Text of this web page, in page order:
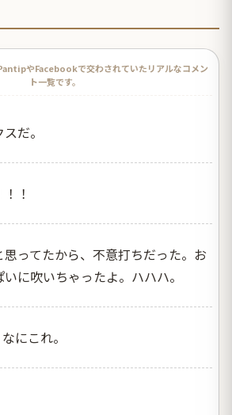
やFacebookで交わされていたリアルなコメン
ト一覧です。
だ。
！
ってたから、不意打ちだった。お
に吹いちゃったよ。ハハハ。
にこれ。